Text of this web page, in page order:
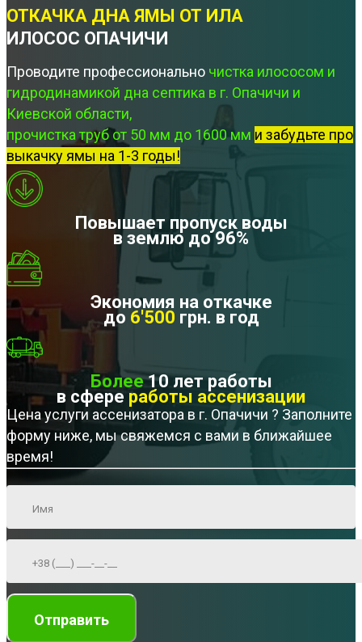
ОТКАЧКА ДНА ЯМЫ ОТ ИЛА
ИЛОСОС ОПАЧИЧИ
Проводите профессионально чистка илососом и
гидродинамикой дна септика в г. Опачичи и
Киевской области,
прочистка труб от 50 мм до 1600 мм и забудьте про
выкачку ямы на 1-3 годы!
Повышает пропуск воды
в землю до 96%
Экономия на откачке
до 6'500 грн. в год
Более10 лет работы
в сфере работы ассенизации
Цена услуги ассенизатора в г. Опачичи ? Заполните
форму ниже, мы свяжемся с вами в ближайшее
время!